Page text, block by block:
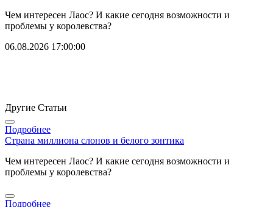
Чем интересен Лаос? И какие сегодня возможности и
проблемы у королевства?
06.08.2026 17:00:00
Другие Статьи
Подробнее
Страна миллиона слонов и белого зонтика
Чем интересен Лаос? И какие сегодня возможности и
проблемы у королевства?
Подробнее